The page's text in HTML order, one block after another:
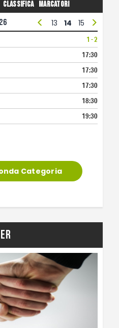
Classifica Marcatori
12 13 14 15 16
< >
1 - 2
17:30
17:30
17:30
18:30
19:30
Categoria